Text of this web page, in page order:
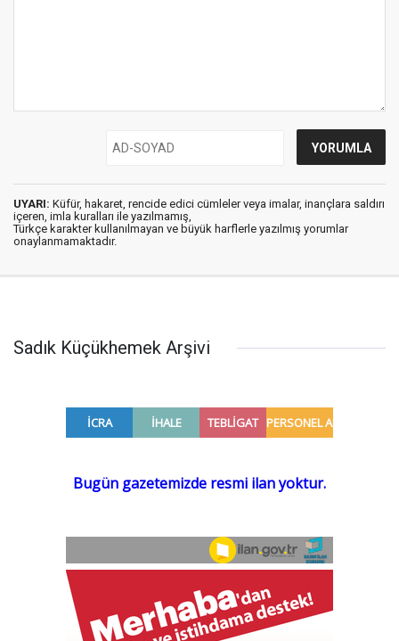
UYARI: Küfür, hakaret, rencide edici cümleler veya imalar, inançlara saldırı
içeren, imla kuralları ile yazılmamış,
Türkçe karakter kullanılmayan ve büyük harflerle yazılmış yorumlar
onaylanmamaktadır.
Sadık Küçükhemek Arşivi